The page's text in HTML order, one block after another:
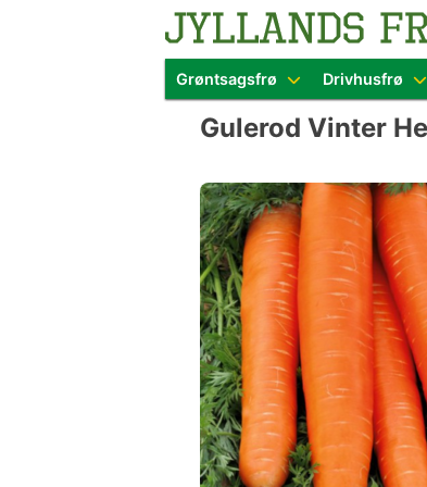
Grøntsagsfrø Drivhusfrø
Gulerod Vinter